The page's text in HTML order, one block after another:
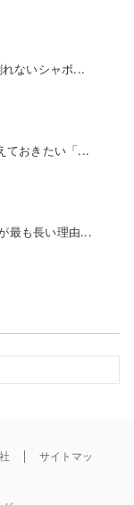
ないシャボ...
ておきたい「...
最も長い理由...
サイトマッ